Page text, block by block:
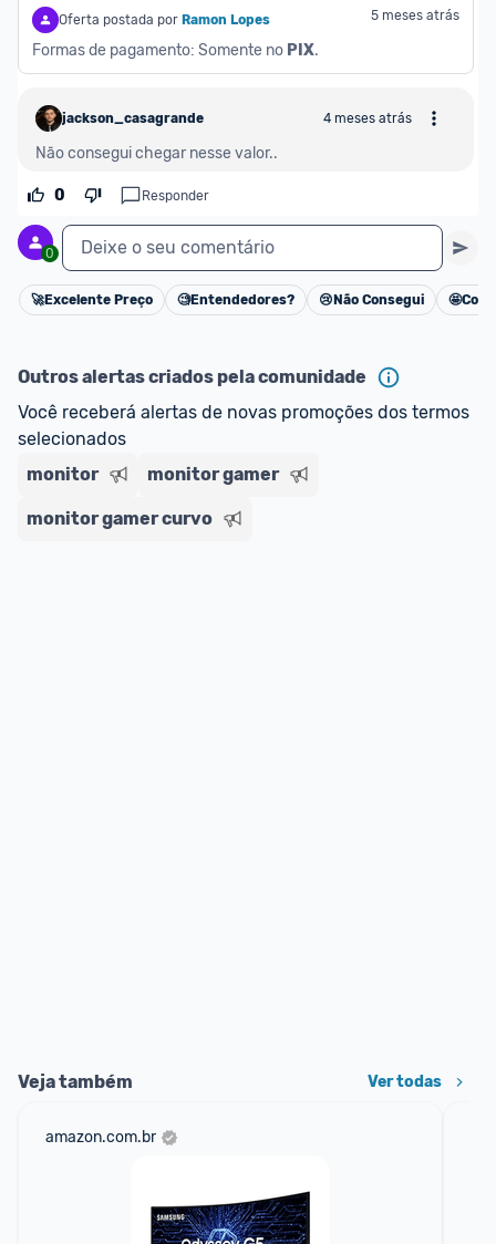
Oferta postada por Ramon Lopes 5 meses atrás
Formas de pagamento: Somente no PIX.
jackson_casagrande 4 meses atrás
Não consegui chegar nesse valor..
0 Responder
0 Deixe o seu comentário
Cancelar
🚀Excelente Preço 🧐Entendedores? 😢 Não Consegui 🤩
Outros alertas criados pela comunidade
Você receberá alertas de novas promoções dos termos
selecionados
monitor
monitor gamer
monitor gamer curvo
Veja também Ver todas
amazon.com.br